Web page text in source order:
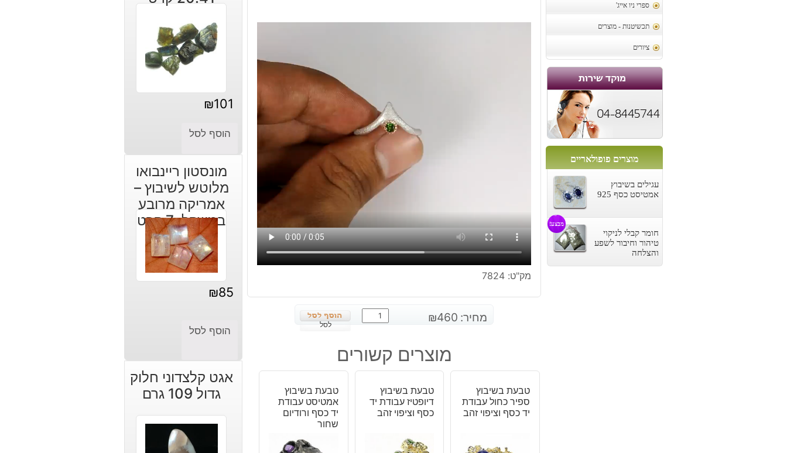
ספרי ניו אייג'
תכשיטנות - מוצרים
ציורים
מוצרים פופולאריים
עגילים בשיבוץ
אמטיסט כסף 925
חומר קבלי לניקוי
טיהור וחיבור לשפע
והצלחה
מבצע!
מק"ט: 7824
מחיר: ₪460
כמות
של
בשיבוץ
דיופטיז
יד
כסף
לסל
מוצרים קשורים
טבעת בשיבוץ
ספיר כחול עבודת
יד כסף וציפוי זהב
טבעת בשיבוץ
דיופטיז עבודת יד
כסף וציפוי זהב
טבעת בשיבוץ
אמטיסט עבודת
יד כסף ורודיום
שחור
₪101
הוסף לסל
מונסטון ריינבואו
מלוטש לשיבוץ –
אמריקה מרובע
במשקל: 7 קרט
₪85
הוסף לסל
אגט קלצדוני חלוק
גדול 109 גרם